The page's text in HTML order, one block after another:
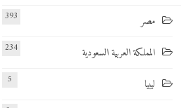
مصر 393
المملكة العربية السعودية 234
ليبيا 5